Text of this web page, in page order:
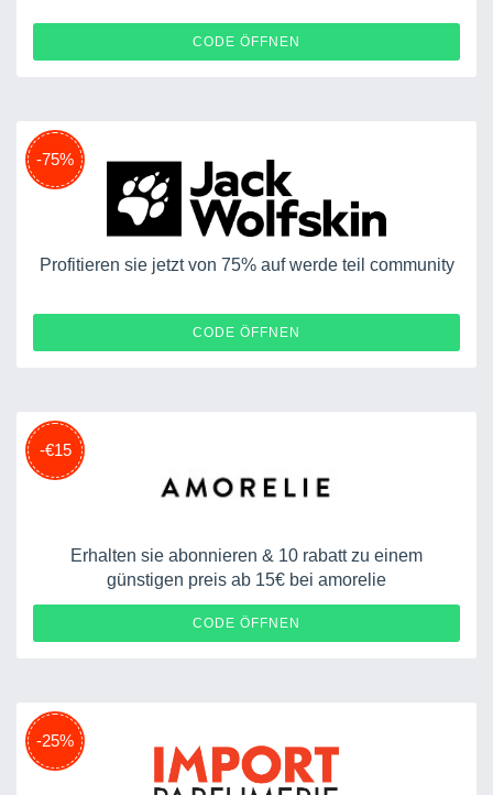
CODE ÖFFNEN
-75%
Profitieren sie jetzt von 75% auf werde teil community
CODE ÖFFNEN
-€15
Erhalten sie abonnieren & 10 rabatt zu einem
günstigen preis ab 15€ bei amorelie
CODE ÖFFNEN
-25%